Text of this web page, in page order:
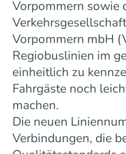
Vorpommern sowie
Vorpommern mbH
Regiobuslinien im
einheitlich zu
Fahrgäste noch
machen.
Die neuen
Verbindungen, die